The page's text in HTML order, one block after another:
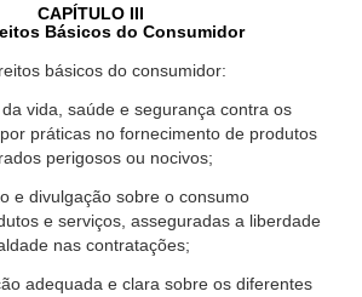
CAPÍTULO III
Básicos do Consumidor
básicos do consumidor:
vida, saúde e segurança contra os
práticas no fornecimento de produtos
perigosos ou nocivos;
e divulgação sobre o consumo
e serviços, asseguradas a liberdade
nas contratações;
adequada e clara sobre os diferentes